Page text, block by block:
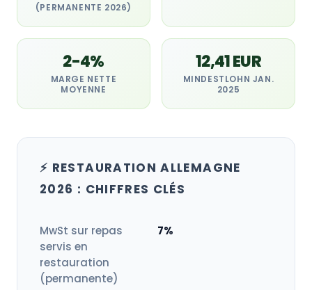
(PERMANENTE 2026)
2-4%
MARGE NETTE
MOYENNE
12,41 EUR
MINDESTLOHN JAN.
2025
⚡ RESTAURATION ALLEMAGNE
2026 : CHIFFRES CLÉS
MwSt sur repas
servis en
restauration
(permanente)
7%